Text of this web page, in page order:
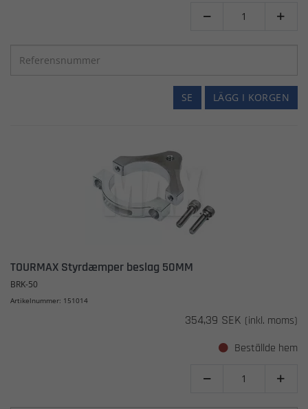
 
LÄGG I KORGEN
SE
TOURMAX Styrdæmper beslag 50MM
BRK-50
Artikelnummer: 151014
354,39 SEK (inkl. moms)
Beställde hem
 